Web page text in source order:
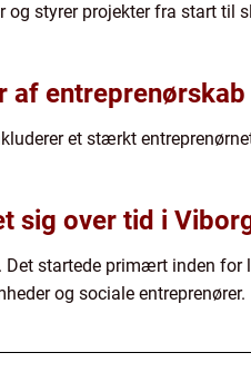
og styrer projekter fra start til
af
et stærkt
sig over tid i
startede primært inden for
og sociale entreprenører.